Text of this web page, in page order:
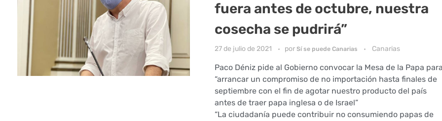
fuera antes de octubre, nuestra
cosecha se pudrirá”
27 de julio de 2021 por Sí se puede Canarias Canarias
Paco Déniz pide al Gobierno convocar la Mesa de la Papa
“arrancar un compromiso de no importación hasta finales de
septiembre con el fin de agotar nuestro producto del país
antes de traer papa inglesa o de Israel”
“La ciudadanía puede contribuir no consumiendo papas de